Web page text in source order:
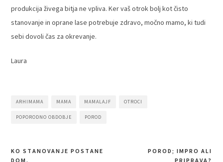
produkcija živega bitja ne vpliva. Ker vaš otrok bolj kot čisto
stanovanje in oprane lase potrebuje zdravo, močno mamo, ki tudi
sebi dovoli čas za okrevanje.
Laura
ARHIMAMA MAMA MAMALAJF OTROCI
POPORODNO OBDOBJE POROD
Post
POROD; IMPRO ALI
PRIPRAVA?
KO STANOVANJE POSTANE
DOM.